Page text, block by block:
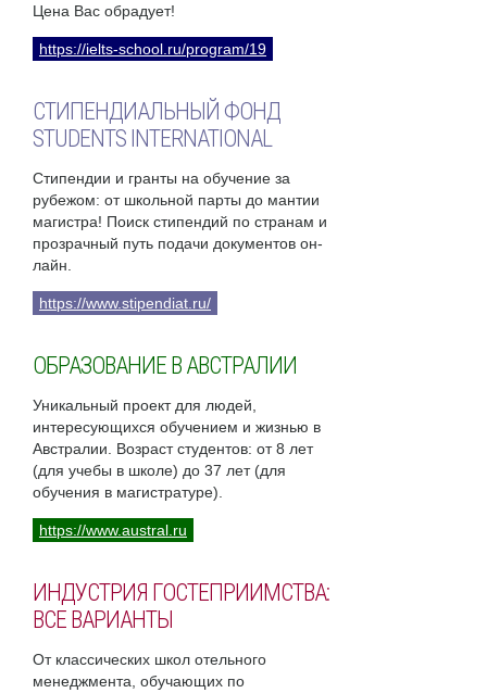
Цена Вас обрадует!
https://ielts-school.ru/program/19
СТИПЕНДИАЛЬНЫЙ ФОНД
STUDENTS INTERNATIONAL
Стипендии и гранты на обучение за
рубежом: от школьной парты до мантии
магистра! Поиск стипендий по странам и
прозрачный путь подачи документов он-
лайн.
https://www.stipendiat.ru/
ОБРАЗОВАНИЕ В АВСТРАЛИИ
Уникальный проект для людей,
интересующихся обучением и жизнью в
Австралии. Возраст студентов: от 8 лет
(для учебы в школе) до 37 лет (для
обучения в магистратуре).
https://www.austral.ru
ИНДУСТРИЯ ГОСТЕПРИИМСТВА:
ВСЕ ВАРИАНТЫ
От классических школ отельного
менеджмента, обучающих по